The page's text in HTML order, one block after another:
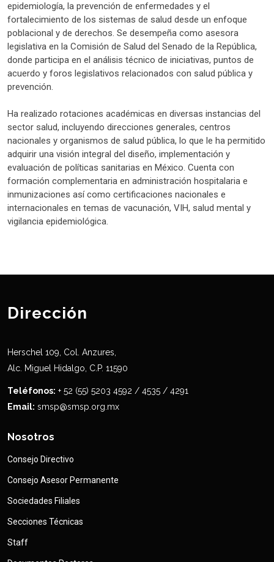
epidemiología, la prevención de enfermedades y el
fortalecimiento de los sistemas de salud desde un enfoque
poblacional y de derechos. Se desempeña como asesora
legislativa en la Comisión de Salud del Senado de la República,
donde participa en el análisis técnico de iniciativas, puntos de
acuerdo y foros legislativos relacionados con salud pública y
prevención.
Ha realizado rotaciones académicas en diversas instancias del
sector salud, incluyendo direcciones generales, centros
nacionales y organismos de salud pública, lo que le ha permitido
adquirir una visión integral del diseño, implementación y
evaluación de políticas sanitarias en México. Cuenta con
formación complementaria en administración hospitalaria e
inmunizaciones así como certificaciones nacionales e
internacionales en temas de vacunación, VIH, salud mental y
vigilancia epidemiológica.
Dirección
Herschel 109, Col. Anzures,
Alc. Miguel Hidalgo, C.P. 11590
Teléfonos: + 52 (55) 5203 4592 / 4535 / 4291
Email: smsp@smsp.org.mx
Nosotros
Consejo Directivo
Consejo Asesor Permanente
Sociedades Filiales
Secciones Técnicas
Staff